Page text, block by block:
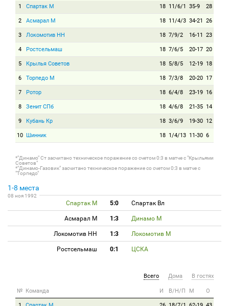
1 Спартак М 18 11/6/1 35-9 28
2 Асмарал М 18 11/4/3 34-21 26
3 Локомотив НН 18 7/9/2 16-11 23
4 Ростсельмаш 18 7/6/5 20-17 20
5 Крылья Советов 18 5/8/5 12-19 18
6 Торпедо М 18 7/3/8 20-20 17
7 Ротор 18 6/4/8 23-19 16
8 Зенит СПб 18 4/6/8 21-35 14
9 Кубань Кр 18 3/6/9 19-30 12
10 Шинник 18 1/4/13 11-30 6
*"Динамо" Ст засчитано техническое поражение со счетом 0:3 в матче с "Крыльями
Советов"
*"Динамо-Газовик" засчитано техническое поражение со счетом 0:3 в матче с
"Торпедо"
1-8 места
08 ноя 1992
Спартак М 5:0 Спартак Вл
Асмарал М 1:3 Динамо М
Локомотив НН 1:3 Локомотив М
Ростсельмаш 0:1 ЦСКА
Всего Дома В гостях
№ Команда И В/Н/П М О